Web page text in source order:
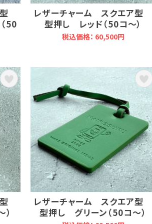
50
レザーチャーム スクエア型
型押し レッド（50コ～）
税込価格： 60,500円
レザーチャーム スクエア型
型押し グリーン（50コ～）